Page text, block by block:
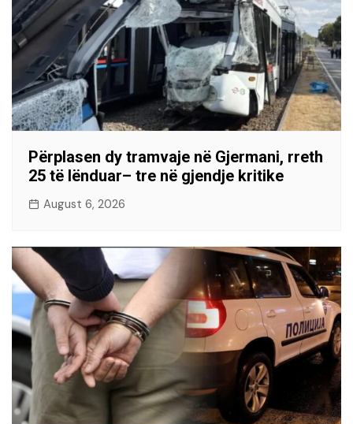
Përplasen dy tramvaje në Gjermani, rreth
25 të lënduar– tre në gjendje kritike
August 6, 2026